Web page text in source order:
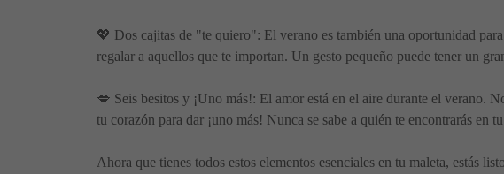
💖 Dos cajitas de "te quiero": El verano es también una oportunidad
regalar a aquellos que te importan. Un gesto pequeño puede tener un
💋 Seis besitos y ¡Uno más!: El amor está en el aire durante el verano.
tu corazón para dar ¡uno más! Nunca se sabe a quién te encontrarás
Ahora que tienes todos estos elementos esenciales en tu maleta, estás